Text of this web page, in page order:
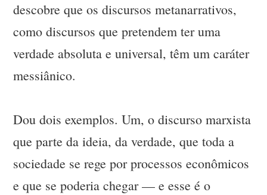
descobre que os discursos metanarrativos,
como discursos que pretendem ter uma
verdade absoluta e universal, têm um caráter
messiânico.
Dou dois exemplos. Um, o discurso marxista
que parte da ideia, da verdade, que toda a
sociedade se rege por processos econômicos
e que se poderia chegar — e esse é o